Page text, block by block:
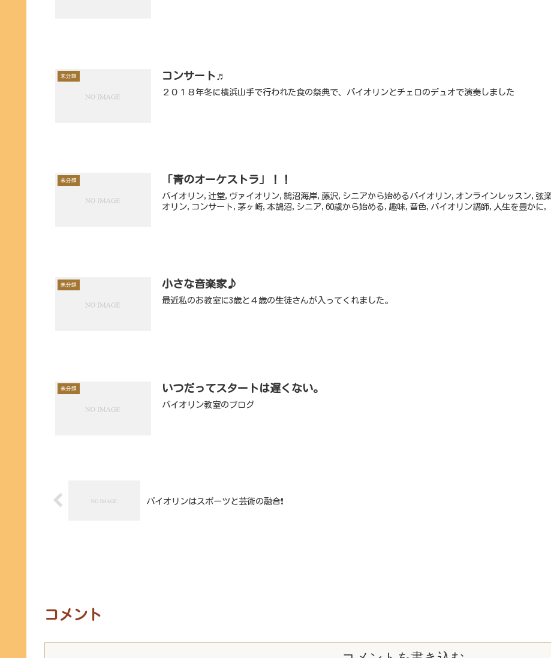
未分類 コンサート♬
２０１８年冬に横浜山手で行われた食の祭典で、バイオリンとチェロのデュオで演奏しました
未分類 「青のオーケストラ」！！
バイオリン,辻堂,ヴァイオリン,鵠沼海岸,藤沢,シニアから始めるバイオリン,オンラインレッスン,弦
オリン,コンサート,茅ヶ崎,本鵠沼,シニア,60歳から始める,趣味,音色,バイオリン講師,人生を豊かに,
未分類 小さな音楽家♪
最近私のお教室に3歳と４歳の生徒さんが入ってくれました。
未分類 いつだってスタートは遅くない。
バイオリン教室のブログ
バイオリンはスポーツと芸術の融合❗️
コメント